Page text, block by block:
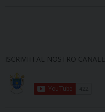
ISCRIVITI AL NOSTRO CANALE